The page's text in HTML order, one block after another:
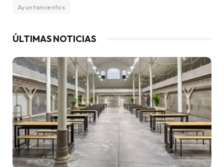
Ayuntamientos
ÚLTIMAS NOTICIAS